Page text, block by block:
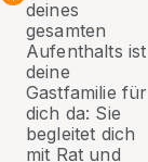
deines
gesamten
Aufenthalts ist
deine
Gastfamilie für
dich da: Sie
begleitet dich
mit Rat und